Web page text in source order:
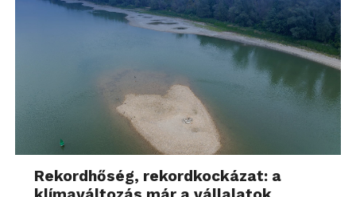
Rekordhőség, rekordkockázat: a